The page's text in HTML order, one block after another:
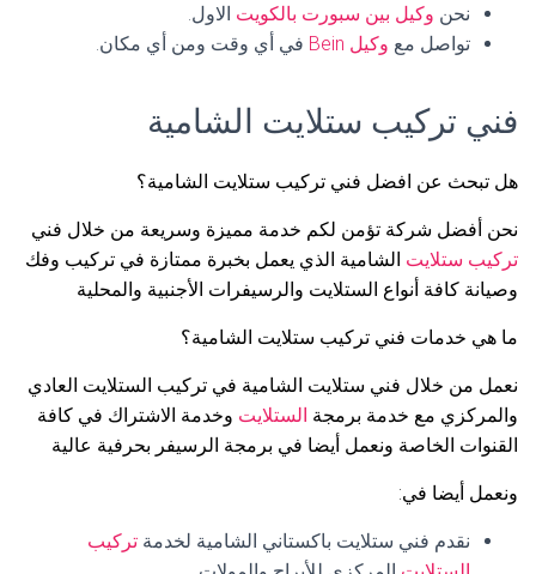
نحن وكيل بين سبورت بالكويت الاول.
تواصل مع وكيل Bein في أي وقت ومن أي مكان.
فني تركيب ستلايت الشامية
هل تبحث عن افضل فني تركيب ستلايت الشامية؟
نحن أفضل شركة تؤمن لكم خدمة مميزة وسريعة من خلال فني
تركيب ستلايت الشامية الذي يعمل بخبرة ممتازة في تركيب وفك
وصيانة كافة أنواع الستلايت والرسيفرات الأجنبية والمحلية
ما هي خدمات فني تركيب ستلايت الشامية؟
نعمل من خلال فني ستلايت الشامية في تركيب الستلايت العادي
والمركزي مع خدمة برمجة الستلايت وخدمة الاشتراك في كافة
القنوات الخاصة ونعمل أيضا في برمجة الرسيفر بحرفية عالية
ونعمل أيضا في:
نقدم فني ستلايت باكستاني الشامية لخدمة تركيب